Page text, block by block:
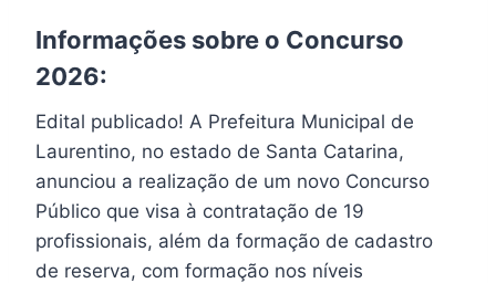
Informações sobre o Concurso
2026:
Edital publicado! A Prefeitura Municipal de
Laurentino, no estado de Santa Catarina,
anunciou a realização de um novo Concurso
Público que visa à contratação de 19
profissionais, além da formação de cadastro
de reserva, com formação nos níveis